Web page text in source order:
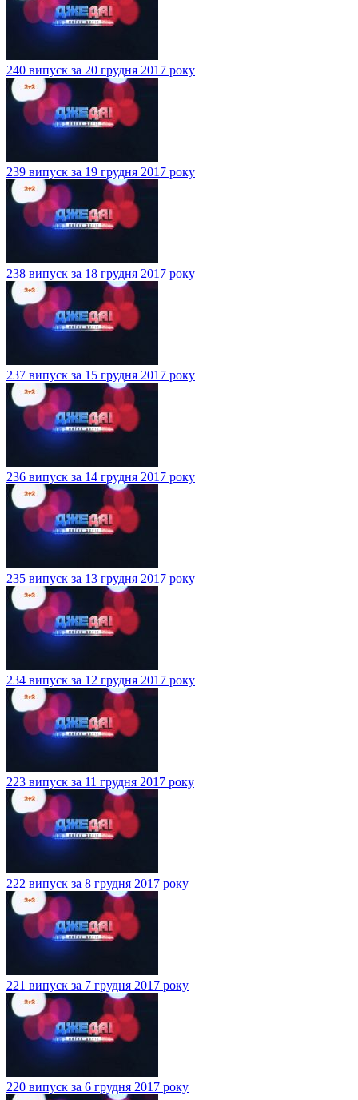
240 випуск за 20 грудня 2017 року
239 випуск за 19 грудня 2017 року
238 випуск за 18 грудня 2017 року
237 випуск за 15 грудня 2017 року
236 випуск за 14 грудня 2017 року
235 випуск за 13 грудня 2017 року
234 випуск за 12 грудня 2017 року
223 випуск за 11 грудня 2017 року
222 випуск за 8 грудня 2017 року
221 випуск за 7 грудня 2017 року
220 випуск за 6 грудня 2017 року